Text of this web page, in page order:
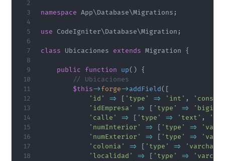
namespace App\Database\Migrations ;
use CodeIgniter\Database\Migration ;
class Ubicaciones extends Migration {
public function up( )
{
// Ubicaciones
$this->forge->addField( [
'id'
=> [ 'type' => 'int' ,
'idEmpresa'
=> [ 'type' =>
'calle'
=> [ 'type' => 'text' ,
'numInterior'
=> [ 'type' =>
'numExterior'
=> [ 'type' =>
'colonia'
=> [ 'type' => 'varchar'
'localidad'
=> [ 'type' =>